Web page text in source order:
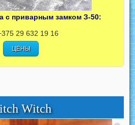
с приварным замком З-50:
29 632 19 16
ЦЕНЫ
Witch